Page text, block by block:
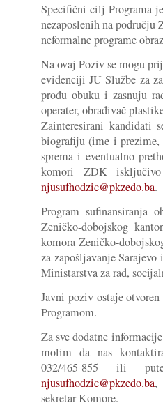
Specifični cilj Programa
nezaposlenih na
neformalne programe
Na ovaj Poziv se mogu
evidenciji JU Službe za
prođu obuku i zasnuju
operater, obrađivač
Zainteresirani kandidati
biografiju (ime i
sprema i eventualno
komori ZDK
njusufhodzic@pkzedo.ba.
Program sufinansiranja
Zeničko-dobojskog
komora Zeničko-
za zapošljavanje
Ministarstva za rad,
Javni poziv ostaje
Programom.
Za sve dodatne
molim da nas
032/465-855 ili
njusufhodzic@pkzedo.ba,
sekretar Komore.